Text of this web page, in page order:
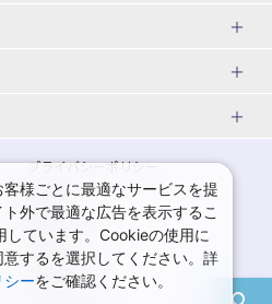
千葉県
栃木県
神奈川県ホテル・旅館
千葉県ホテル・旅館
栃木県ホテル・旅館
蔵王温泉(山形)
鳴子温泉(宮城)
岩手旅行・ツアー
秋田旅行・ツアー
福島旅行・ツアー
ユニバーサル・スタジオ・ジャパ
女子旅 国内版
ゴールデンウィーク（GW）の国内
旅行
7月の国内旅行
9月の国内旅行
プライバシーポリシー
規約集
商標について
採用情報
様ごとに最適なサービスを提
外で最適な広告を表示するこ
しています。Cookieの使用に
するを選択してください。詳
シーをご確認ください。